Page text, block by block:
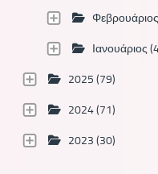
Ιανουάριος
2025 (79)
2024 (71)
2023 (30)